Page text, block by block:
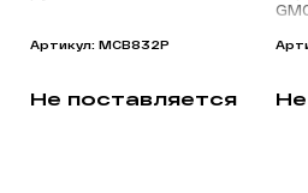
Артикул: MCB832P
Не поставляется